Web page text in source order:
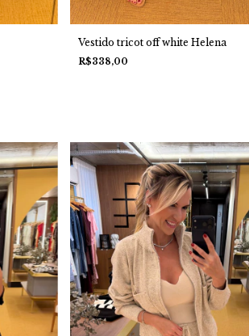
Vestido tricot off white Helena
R$338,00